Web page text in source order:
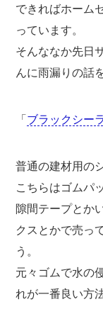
できればホーム
っています。
そんななか先日
んに雨漏りの話
「 ブラックシー
普通の建材用の
こちらはゴムパ
隙間テープとか
クスとかで売っ
う。
元々ゴムで水の
れが一番良い方